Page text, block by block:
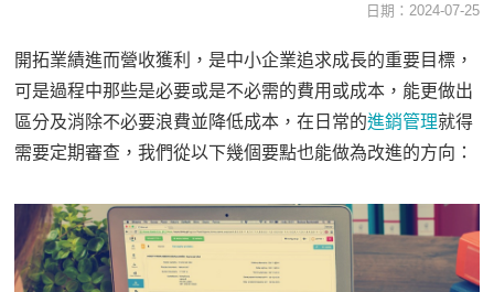
日期：2024-07-25
開拓業績進而營收獲利，是中小企業追求成長的重要目標，
可是過程中那些是必要或是不必需的費用或成本，能更做出
區分及消除不必要浪費並降低成本，在日常的進銷管理就得
需要定期審查，我們從以下幾個要點也能做為改進的方向：